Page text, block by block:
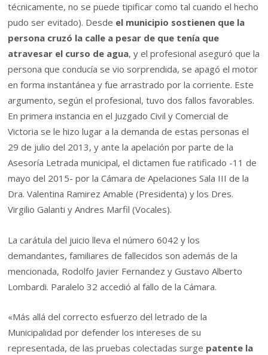
técnicamente, no se puede tipificar como tal cuando el hecho
pudo ser evitado). Desde el municipio sostienen que la
persona cruzó la calle a pesar de que tenía que
atravesar el curso de agua, y el profesional aseguró que la
persona que conducía se vio sorprendida, se apagó el motor
en forma instantánea y fue arrastrado por la corriente. Este
argumento, según el profesional, tuvo dos fallos favorables.
En primera instancia en el Juzgado Civil y Comercial de
Victoria se le hizo lugar a la demanda de estas personas el
29 de julio del 2013, y ante la apelación por parte de la
Asesoría Letrada municipal, el dictamen fue ratificado -11 de
mayo del 2015- por la Cámara de Apelaciones Sala III de la
Dra. Valentina Ramirez Amable (Presidenta) y los Dres.
Virgilio Galanti y Andres Marfil (Vocales).
La carátula del juicio lleva el número 6042 y los
demandantes, familiares de fallecidos son además de la
mencionada, Rodolfo Javier Fernandez y Gustavo Alberto
Lombardi. Paralelo 32 accedió al fallo de la Cámara.
«Más allá del correcto esfuerzo del letrado de la
Municipalidad por defender los intereses de su
representada, de las pruebas colectadas surge patente la